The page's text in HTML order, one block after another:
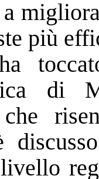
più
di
che